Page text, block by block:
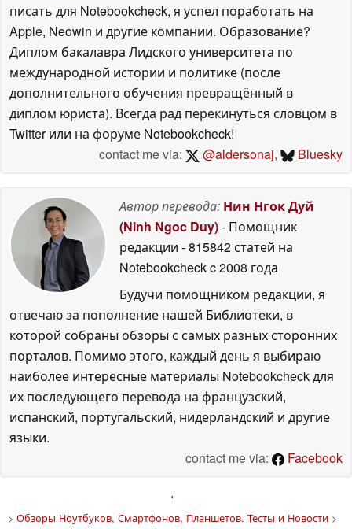
писать для Notebookcheck, я успел поработать на
Apple, Neowin и другие компании. Образование?
Диплом бакалавра Лидского университета по
международной истории и политике (после
дополнительного обучения превращённый в
диплом юриста). Всегда рад перекинуться словцом в
Twitter или на форуме Notebookcheck!
contact me via:
@aldersonaj, Bluesky
Автор перевода: Нин Нгок Дуй
(Ninh Ngoc Duy)- Помощник
редакции - 815842 статей на
Notebookcheckc 2008 года
Будучи помощником редакции, я
отвечаю за пополнение нашей Библиотеки, в
которой собраны обзоры с самых разных сторонних
порталов. Помимо этого, каждый день я выбираю
наиболее интересные материалы Notebookcheck для
их последующего перевода на французский,
испанский, португальский, нидерландский и другие
языки.
contact me via:
Facebook
'
> Обзоры Ноутбуков, Смартфонов, Планшетов. Тесты и Новости>